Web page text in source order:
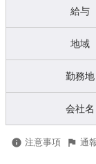
給与
地域
勤務地
会社名
注意事項 通